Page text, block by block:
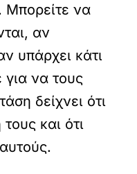
Μπορείτε να
αν
υπάρχει κάτι
για να τους
δείχνει ότι
και ότι